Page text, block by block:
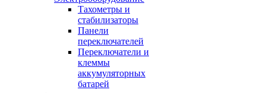
Тахометры и
стабилизаторы
Панели
переключателей
Переключатели и
клеммы
аккумуляторных
батарей